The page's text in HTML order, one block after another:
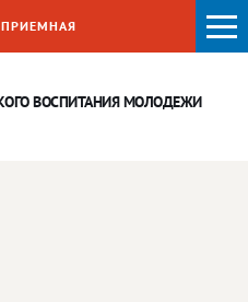
ВОСПИТАНИЯМОЛОДЕЖИ